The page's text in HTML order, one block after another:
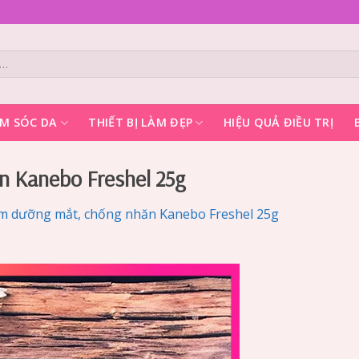
SÓC DA THIẾT BỊ LÀM ĐẸP HIỆU QUẢ ĐIỀU TRỊ
Kanebo Freshel 25g
dưỡng mắt, chống nhăn Kanebo Freshel 25g